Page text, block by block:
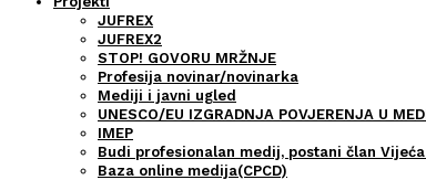
JUFREX
JUFREX2
STOP! GOVORU MRŽNJE
Profesija novinar/novinarka
Mediji i javni ugled
UNESCO/EU IZGRADNJA POVJERENJA U
IMEP
Budi profesionalan medij, postani član
Baza online medija(CPCD)